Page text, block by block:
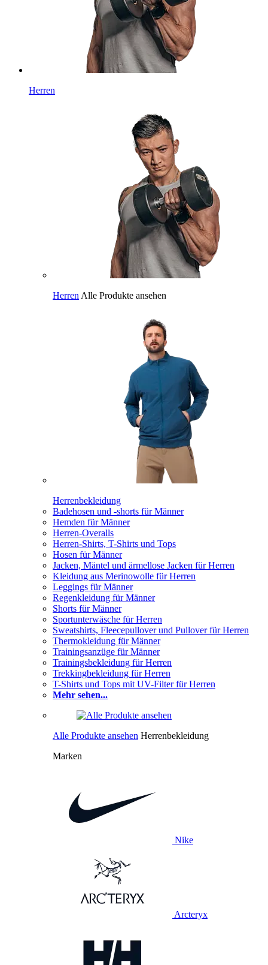
Herren
Herren Alle Produkte ansehen
Herrenbekleidung
Badehosen und -shorts für Männer
Hemden für Männer
Herren-Overalls
Herren-Shirts, T-Shirts und Tops
Hosen für Männer
Jacken, Mäntel und ärmellose Jacken für Herren
Kleidung aus Merinowolle für Herren
Leggings für Männer
Regenkleidung für Männer
Shorts für Männer
Sportunterwäsche für Herren
Sweatshirts, Fleecepullover und Pullover für Herren
Thermokleidung für Männer
Trainingsanzüge für Männer
Trainingsbekleidung für Herren
Trekkingbekleidung für Herren
T-Shirts und Tops mit UV-Filter für Herren
Mehr sehen...
Alle Produkte ansehen Herrenbekleidung
Marken
Nike
Arcteryx